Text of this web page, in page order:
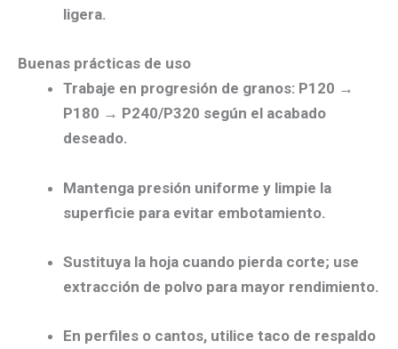
ligera.
Buenas prácticas de uso
Trabaje en progresión de granos: P120 →
P180 → P240/P320 según el acabado
deseado.
Mantenga presión uniforme y limpie la
superficie para evitar embotamiento.
Sustituya la hoja cuando pierda corte; use
extracción de polvo para mayor rendimiento.
En perfiles o cantos, utilice taco de respaldo